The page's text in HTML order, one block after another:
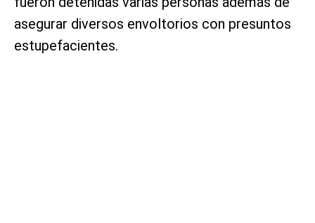
asegurar diversos envoltorios con presuntos
estupefacientes.